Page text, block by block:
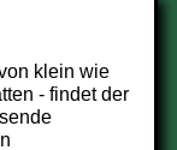
klein wie
- findet der